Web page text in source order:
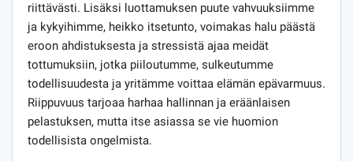
riittävästi. Lisäksi luottamuksen puute vahvuuksiimme
ja kykyihimme, heikko itsetunto, voimakas halu päästä
eroon ahdistuksesta ja stressistä ajaa meidät
tottumuksiin, jotka piiloutumme, sulkeutumme
todellisuudesta ja yritämme voittaa elämän epävarmuus.
Riippuvuus tarjoaa harhaa hallinnan ja eräänlaisen
pelastuksen, mutta itse asiassa se vie huomion
todellisista ongelmista.